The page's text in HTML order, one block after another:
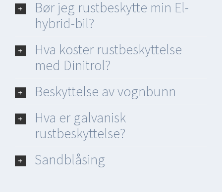
Bør jeg rustbeskytte min El-
hybrid-bil?
Hva koster rustbeskyttelse
med Dinitrol?
Beskyttelse av vognbunn
Hva er galvanisk
rustbeskyttelse?
Sandblåsing